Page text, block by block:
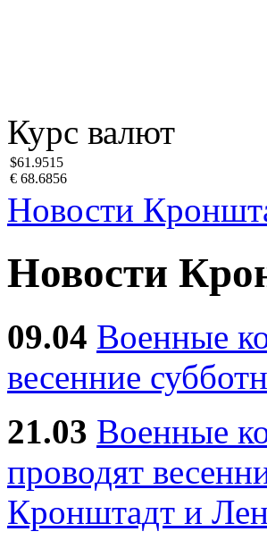
Курс валют
$61.9515
€ 68.6856
Новости
Новости
09.04 Военные
весенние
21.03 Военные
проводят
Кронштадт и